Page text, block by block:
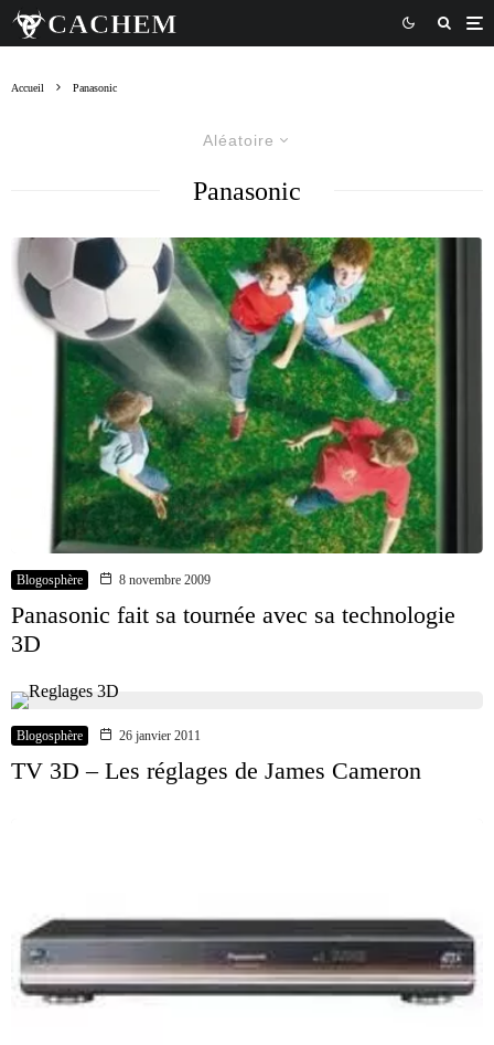
Accueil Panasonic
Aléatoire
Panasonic
Blogosphère 8 novembre 2009
Panasonic fait sa tournée avec sa technologie
3D
Blogosphère 26 janvier 2011
TV 3D – Les réglages de James Cameron